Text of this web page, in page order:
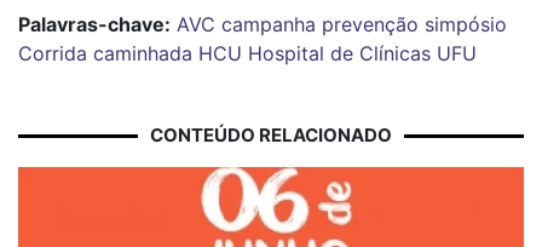
Palavras-chave: AVC campanha prevenção simpósio
Corrida caminhada HCU Hospital de Clínicas UFU
CONTEÚDO RELACIONADO